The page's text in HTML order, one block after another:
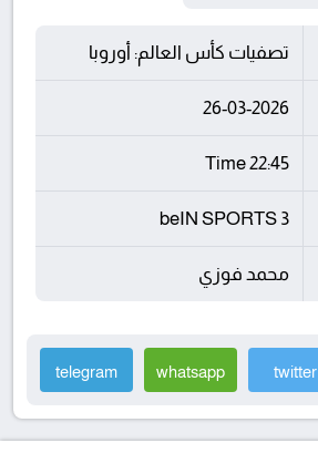
تصفيات كأس العالم: أوروبا
26-03-2026
22:45 Time
beIN SPORTS 3
محمد فوزي
twitter
whatsapp
telegram